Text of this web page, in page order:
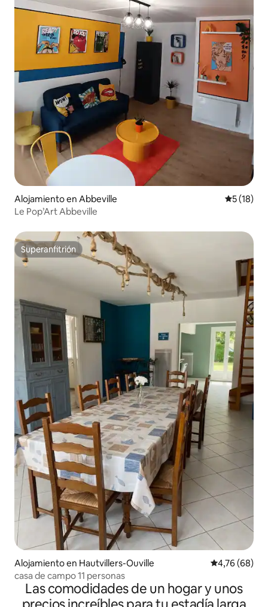
Alojamiento en Abbeville
5 (18)
Le Pop’Art Abbeville
Superanfitrión
Superanfitrión
Alojamiento en Hautvillers-Ouville Calificación
4,76 (68)
casa de campo 11 personas
Las comodidades de un hogar y unos